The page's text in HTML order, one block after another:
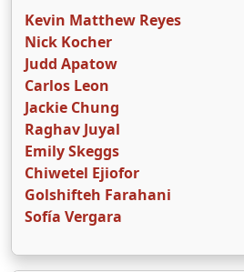
Kevin Matthew Reyes
Nick Kocher
Judd Apatow
Carlos Leon
Jackie Chung
Raghav Juyal
Emily Skeggs
Chiwetel Ejiofor
Golshifteh Farahani
Sofía Vergara